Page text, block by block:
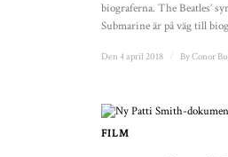
biograferna. The Beatles’
Submarine är på väg till
Den 4 april 2018 ByConor
FILM